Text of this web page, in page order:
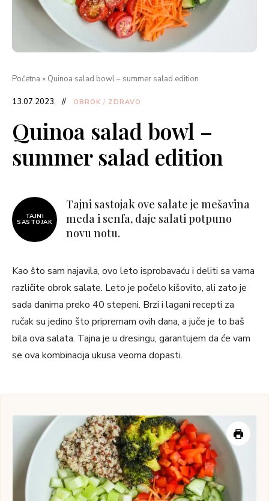
Početna » Quinoa salad bowl – summer salad edition
13.07.2023. OBROK / ZDRAVO
Quinoa salad bowl –
summer salad edition
TAJNI
SASTOJAK
Tajni sastojak ove salate je mešavina
meda i senfa, daje salati potpuno
novu notu.
Kao što sam najavila, ovo leto isprobavaću i deliti sa vama
različite obrok salate. Leto je počelo kišovito, ali zato je
sada danima preko 40 stepeni. Brzi i lagani recepti za
ručak su jedino što pripremam ovih dana, a juče je to baš
bila ova salata. Tajna je u dresingu, garantujem da će vam
se ova kombinacija ukusa veoma dopasti.